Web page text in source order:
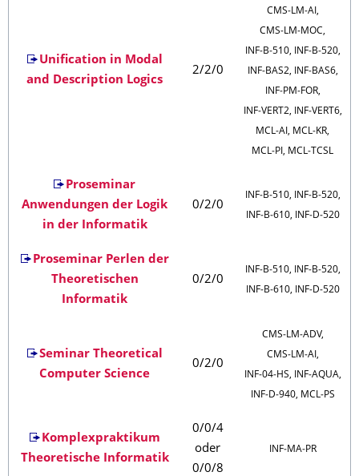
Unification in Modal
and Description Logics
2/2/0
CMS‑LM‑AI,
CMS‑LM‑MOC,
INF‑B‑510, INF‑B‑520,
INF‑BAS2, INF‑BAS6,
INF‑PM‑FOR,
INF‑VERT2, INF‑VERT6,
MCL‑AI, MCL‑KR,
MCL‑PI, MCL‑TCSL
Proseminar
Anwendungen der Logik
in der Informatik
0/2/0
INF‑B‑510, INF‑B‑520,
INF‑B‑610, INF‑D‑520
Proseminar Perlen der
Theoretischen
Informatik
0/2/0
INF‑B‑510, INF‑B‑520,
INF‑B‑610, INF‑D‑520
Seminar Theoretical
Computer Science
0/2/0
CMS‑LM‑ADV,
CMS‑LM‑AI,
INF‑04‑HS, INF‑AQUA,
INF‑D‑940, MCL‑PS
Komplexpraktikum
Theoretische Informatik
0/0/4
oder
0/0/8
INF‑MA‑PR